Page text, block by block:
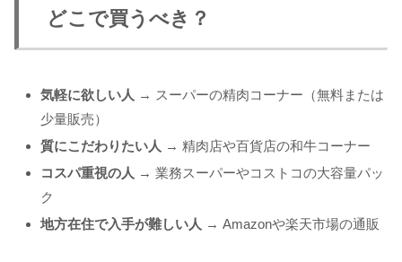
どこで買うべき？
気軽に欲しい人 → スーパーの精肉コーナー（無料または
少量販売）
質にこだわりたい人 → 精肉店や百貨店の和牛コーナー
コスパ重視の人 → 業務スーパーやコストコの大容量パッ
ク
地方在住で入手が難しい人 → Amazonや楽天市場の通販